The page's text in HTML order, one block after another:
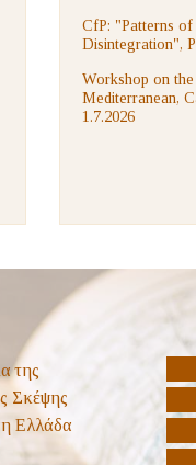
CfP: "Patterns
Disintegration",
Workshop on
Mediterranean,
1.7.2026